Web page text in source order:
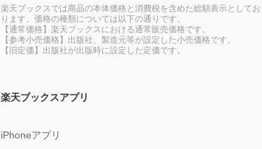
楽天ブックスでは商品の本体価格と消費税を含めた総額表示としてお
ります。価格の種類については以下の通りです。
【通常価格】楽天ブックスにおける通常販売価格です。
【参考小売価格】出版社、製造元等が設定した小売価格です。
【旧定価】出版社が出版時に設定した定価です。
楽天ブックスアプリ
iPhoneアプリ